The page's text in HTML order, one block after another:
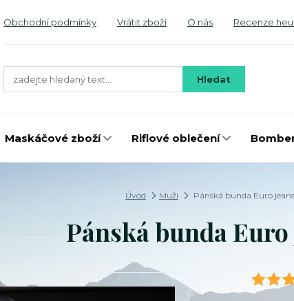
Obchodní podmínky Vrátit zboží O nás Recenze
Hledat
Maskáčové zboží Riflové oblečení
Úvod Muži Pánská bunda Euro jeans
Pánská bunda